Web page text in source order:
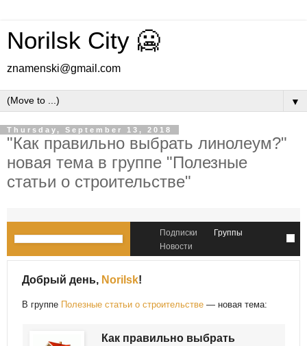
Norilsk City 🥶
znamenski@gmail.com
▼
Thursday, September 13, 2018
"Как правильно выбрать линолеум?"
новая тема в группе "Полезные
статьи о строительстве"
Подписки
Группы
Новости
Добрый день, Norilsk!
В группе Полезные статьи о строительстве — новая тема:
Как правильно выбрать